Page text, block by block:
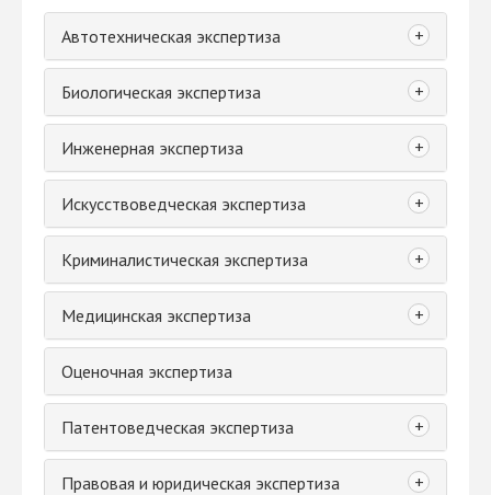
Автотехническая экспертиза +
Биологическая экспертиза +
Инженерная экспертиза +
Искусствоведческая экспертиза +
Криминалистическая экспертиза +
Медицинская экспертиза +
Оценочная экспертиза
Патентоведческая экспертиза +
Правовая и юридическая экспертиза +